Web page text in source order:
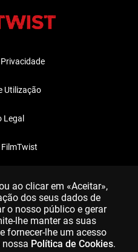
Utilização
Legal
ao clicar em «Aceitar»,
dos seus dados de
o nosso público e gerar
lhe manter as suas
fornecer-lhe um acesso
nossa Política de Cookies.